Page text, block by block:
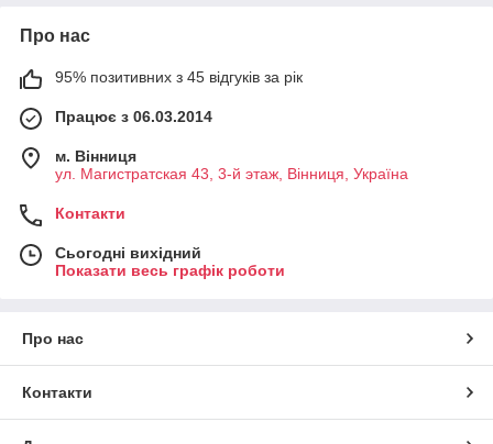
Про нас
95% позитивних з 45 відгуків за рік
Працює з 06.03.2014
м. Вінниця
ул. Магистратская 43, 3-й этаж, Вінниця, Україна
Контакти
Сьогодні вихідний
Показати весь графік роботи
Про нас
Контакти